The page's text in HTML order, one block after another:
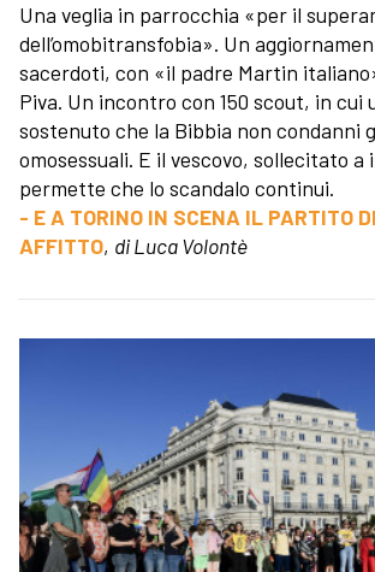
Una veglia in parrocchia «per il
dell’omobitransfobia». Un
sacerdoti, con «il padre Martin
Piva. Un incontro con 150 scout, in cui
sostenuto che la Bibbia non condanni
omosessuali. E il vescovo, sollecitato a
permette che lo scandalo continui.
- E A TORINO IN SCENA IL PARTITO
AFFITTO, di Luca Volontè